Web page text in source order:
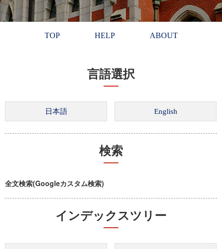
TOP HELP ABOUT
言語選択
検索
全文検索(Googleカスタム検索)
インデックスツリー